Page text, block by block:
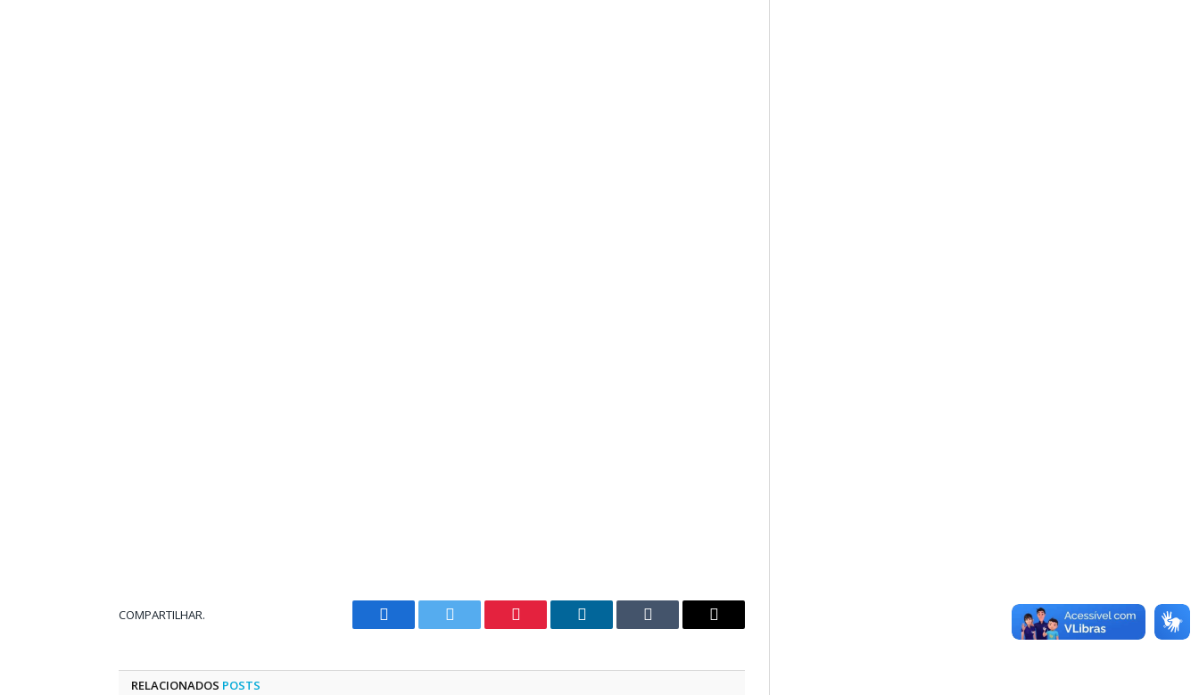
COMPARTILHAR.
Facebook Twitter Pinterest LinkedIn Tumblr
E-
RELACIONADOS POSTS